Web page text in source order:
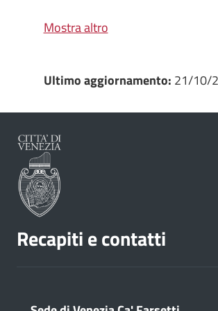
Mostra altro
Ultimo aggiornamento: 21/10/
Recapiti e contatti